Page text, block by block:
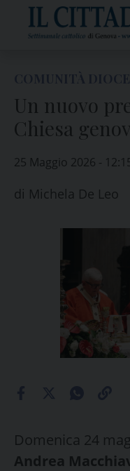
content
Un nuovo
Chiesa
25 Maggio 2026 -
di Michela De Leo
Domenica 24
Andrea